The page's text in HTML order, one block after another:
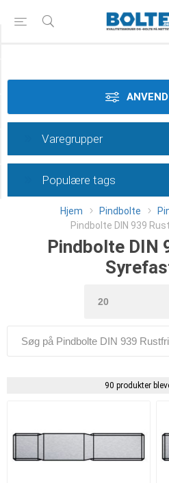
Hjem Pindbolte
Pindbolte DIN 939
Pindbolte DIN
90 produkter
Længde
Category
Varegrupper
Populære tags